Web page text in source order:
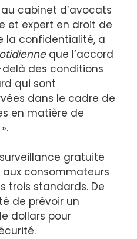
cabinet d’avocats
et expert en droit de
la confidentialité, a
que l’accord
des conditions
qui sont
dans le cadre de
en matière de
surveillance gratuite
consommateurs
trois standards. De
de prévoir un
dollars pour